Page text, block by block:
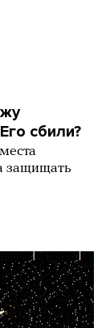
сбили?
защищать